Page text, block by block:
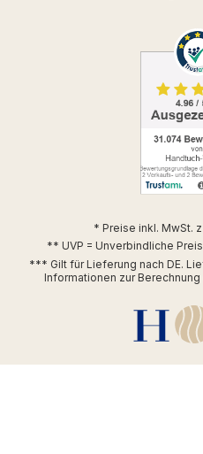
* Preise inkl. MwSt.
** UVP = Unverbindliche
*** Gilt für Lieferung nach DE.
Informationen zur